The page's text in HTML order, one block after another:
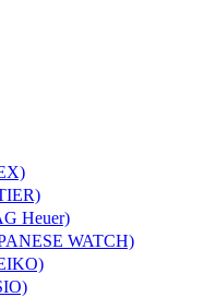
Heuer)
WATCH)